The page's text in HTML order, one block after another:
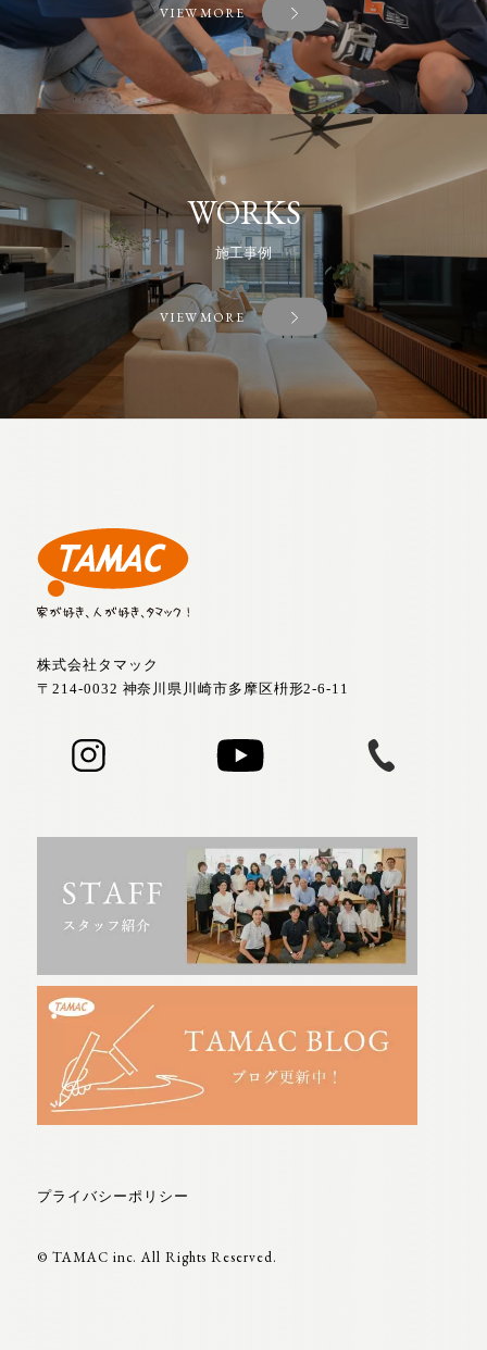
VIEW MORE
WORKS
施工事例
VIEW MORE
株式会社タマック
〒214-0032 神奈川県川崎市多摩区枡形2-6-11
プライバシーポリシー
© TAMAC inc. All Rights Reserved.